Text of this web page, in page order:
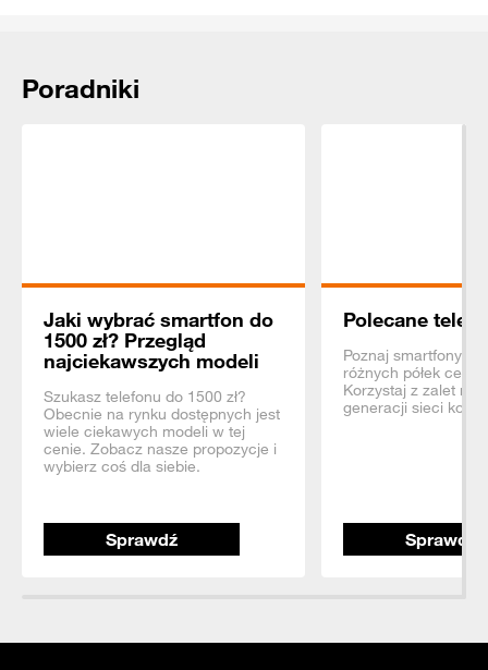
Poradniki
Jaki wybrać smartfon do
1500 zł? Przegląd
najciekawszych modeli
Szukasz telefonu do 1500 zł?
Obecnie na rynku dostępnych jest
wiele ciekawych modeli w tej
cenie. Zobacz nasze propozycje i
wybierz coś dla siebie.
Sprawdź
Polecane
Poznaj smartfony z
różnych półek
Korzystaj z zalet
generacji sieci
Sprawdź